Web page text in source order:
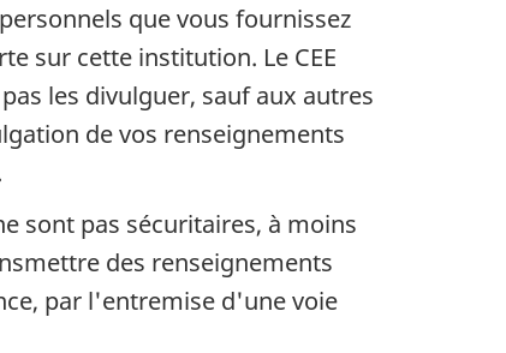
que vous fournissez
sur cette institution. Le CEE
les divulguer, sauf aux autres
de vos renseignements
sont pas sécuritaires, à moins
des renseignements
par l'entremise d'une voie